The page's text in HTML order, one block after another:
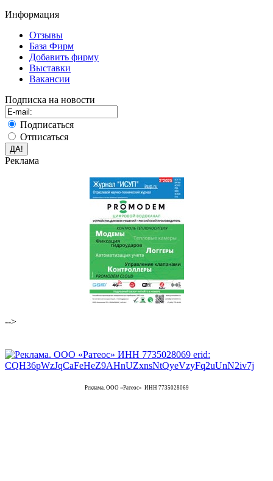
Информация
Отзывы
База Фирм
Добавить фирму
Выставки
Вакансии
Подписка на новости
Подписаться
Отписаться
Реклама
-->
Реклама. ООО «Ратеос» ИНН 7735028069